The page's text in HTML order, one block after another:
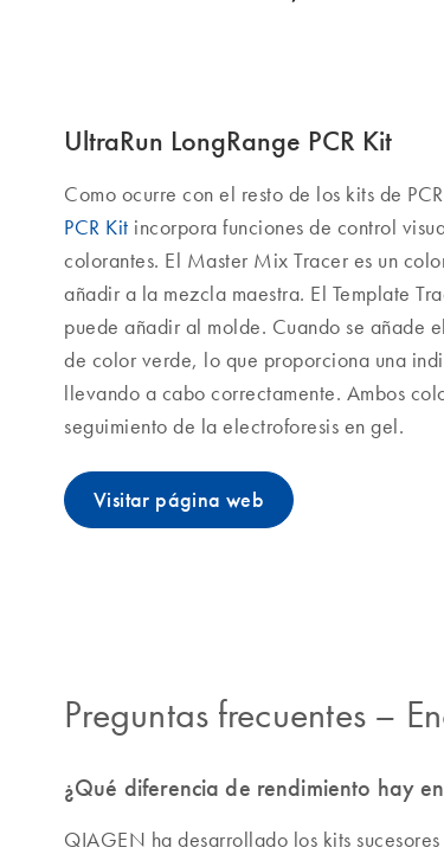
UltraRun LongRange PCR Kit
Como ocurre con el resto de los kits de
PCR Kit incorpora funciones de control
colorantes. El Master Mix Tracer es un
añadir a la mezcla maestra. El Template
puede añadir al molde. Cuando se añade
de color verde, lo que proporciona una
llevando a cabo correctamente. Ambos
seguimiento de la electroforesis en gel.
Visitar página web
Preguntas frecuentes –
¿Qué diferencia de rendimiento hay
QIAGEN ha desarrollado los kits